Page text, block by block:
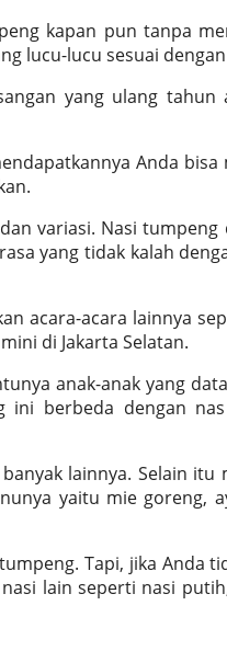
kapan pun tanpa
lucu-lucu sesuai
yang ulang tahun
Anda bisa
variasi. Nasi tumpeng
yang tidak kalah
acara-acara lainnya
di Jakarta Selatan.
anak-anak yang
ini berbeda dengan
lainnya. Selain itu
yaitu mie goreng,
Tapi, jika Anda
lain seperti nasi